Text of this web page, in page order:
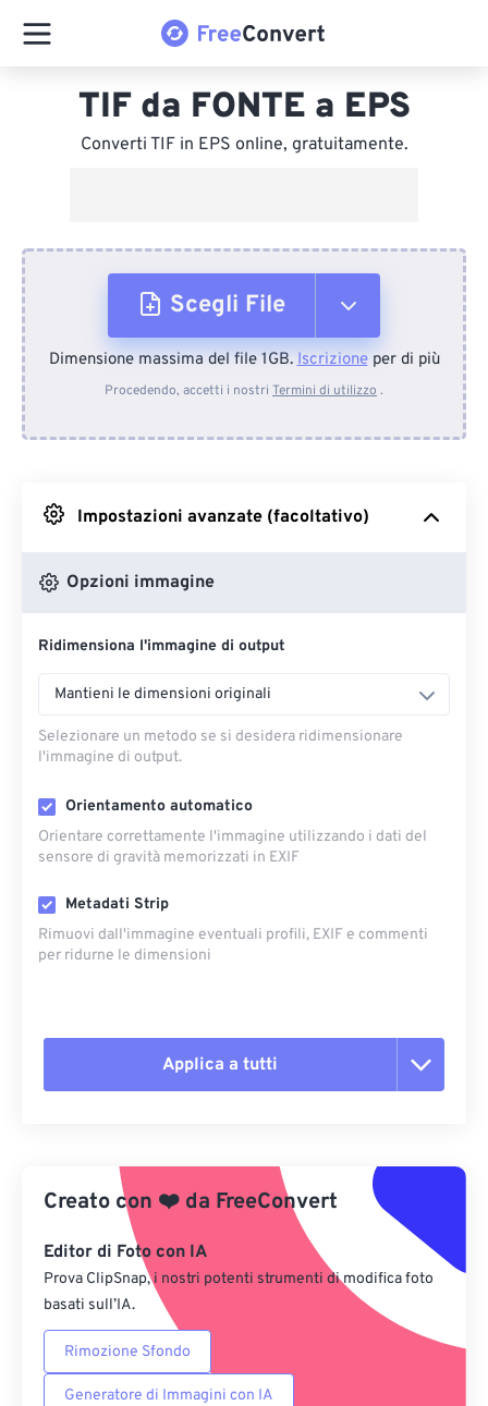
TIF da FONTE a EPS
Converti TIF in EPS online, gratuitamente.
Scegli File
Dal dispositivo
Da Google Drive
Dimensione massima del file 1GB.Iscrizioneper di più
Procedendo, accetti i nostri Termini di utilizzo .
Impostazioni avanzate (facoltativo)
Opzioni immagine
Ridimensiona l'immagine di output
Mantieni le dimensioni originali
Selezionare un metodo se si desidera ridimensionare
l'immagine di output.
Orientamento automatico
Orientare correttamente l'immagine utilizzando i dati del
sensore di gravità memorizzati in EXIF
Metadati Strip
Rimuovi dall'immagine eventuali profili, EXIF ​​e commenti
per ridurne le dimensioni
Applica a tutti
Applica da preimpostazione
Salva come predefinito
Creato con ❤️ da FreeConvert
Editor di Foto con IA
Prova ClipSnap, i nostri potenti strumenti di modifica foto
basati sull’IA.
Rimozione Sfondo
Generatore di Immagini con IA